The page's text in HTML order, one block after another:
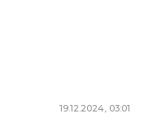
19.12.2024, 03:01